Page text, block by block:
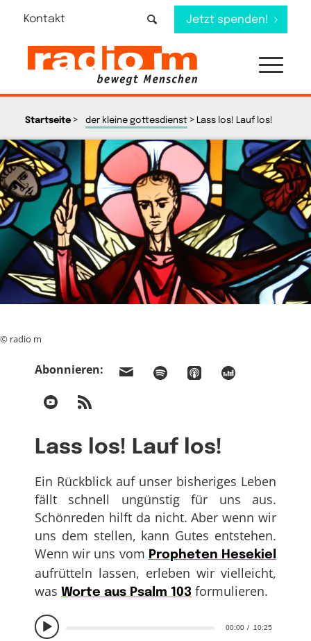
Kontakt Jetzt spenden!
Startseite> der kleine gottesdienst> Lass los! Lauf los!
© radio m
Abonnieren:
Lass los! Lauf los!
00:00 10:25
Ein Rückblick auf unser bisheriges Leben
fällt schnell ungünstig für uns aus.
Schönreden hilft da nicht. Aber wenn wir
uns dem stellen, kann Gutes entstehen.
Wenn wir uns vom Propheten Hesekiel
aufrütteln lassen, erleben wir vielleicht,
was Worte aus Psalm 103 formulieren.